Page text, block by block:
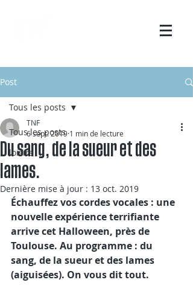
Post
Tous les posts
loisirs
Tous les posts
Du sang, de la sueur et des
lames.
TNF
6 sept. 2019 1 min de lecture
Dernière mise à jour : 13 oct. 2019
Échauffez vos cordes vocales : une
nouvelle expérience terrifiante
arrive cet Halloween, près de
Toulouse. Au programme : du
sang, de la sueur et des lames
(aiguisées). On vous dit tout.